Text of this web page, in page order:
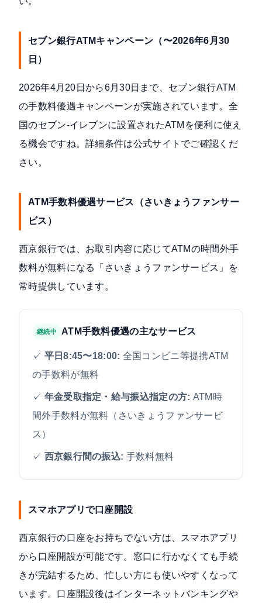
セブン銀行ATMキャンペーン（〜2026年6月30
日）
2026年4月20日から6月30日まで、 セブン銀行ATM
の手数料優遇キャンペーンが実施されています。全
国のセブン-イレブンに設置されたATMを便利に使え
る機会ですね。詳細条件は公式サイトでご確認くだ
さい。
ATM手数料優遇サービス（さいきょうファンサー
ビス）
西京銀行では、お取引内容に応じてATMの時間外手
数料が無料になる「さいきょうファンサービス」を
常時提供しています。
継続中 ATM手数料優遇の主なサービス
✓ 平日8:45〜18:00: 全国コンビニ等提携ATM
の手数料が無料
✓ 年金受取指定・給与振込指定の方: ATM時
間外手数料が無料（さいきょうファンサービ
ス）
✓ 西京銀行間の振込: 手数料無料
スマホアプリで口座開設
西京銀行の口座をお持ちでない方は、スマホアプリ
から口座開設が可能です。窓口に行かなくても手続
きが完結するため、忙しい方にも使いやすくなって
います。口座開設後はインターネットバンキングや